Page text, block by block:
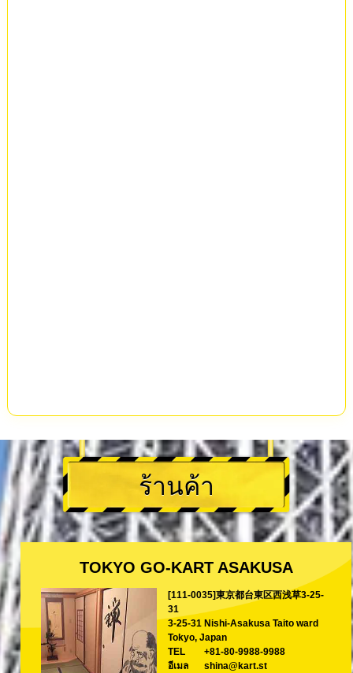
ร้านค้า
TOKYO GO-KART ASAKUSA
[111-0035]東京都台東区西浅草3-25-
31
3-25-31 Nishi-Asakusa Taito ward
Tokyo, Japan
TEL
+81-80-9988-9988
อีเมล
shina@kart.st